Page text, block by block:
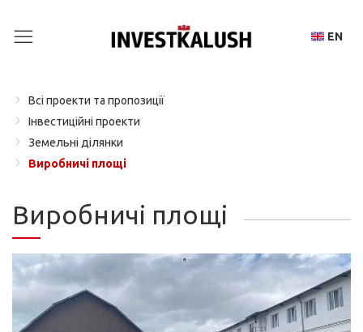
InvestKalush —EN
Всі проекти та пропозиції
Інвестиційні проекти
Земельні ділянки
Виробничі площі
Виробничі площі